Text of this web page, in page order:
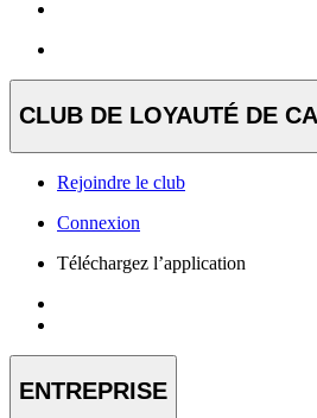
CLUB DE LOYAUTÉ DE
Rejoindre le club
Connexion
Téléchargez l’application
ENTREPRISE